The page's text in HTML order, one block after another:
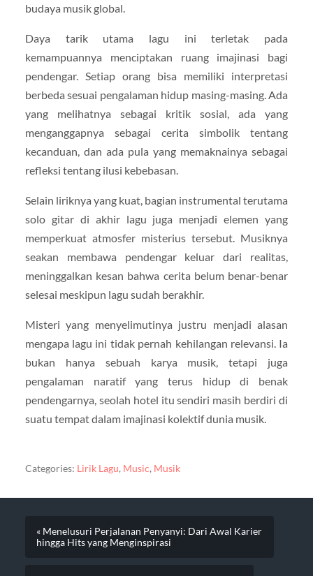
budaya musik global.
Daya tarik utama lagu ini terletak pada
kemampuannya menciptakan ruang imajinasi bagi
pendengar. Setiap orang bisa memiliki interpretasi
berbeda sesuai pengalaman hidup masing-masing. Ada
yang melihatnya sebagai kritik sosial, ada yang
menganggapnya sebagai cerita simbolik tentang
kecanduan, dan ada pula yang memaknainya sebagai
refleksi tentang ilusi kebebasan.
Selain liriknya yang kuat, bagian instrumental terutama
solo gitar di akhir lagu juga menjadi elemen yang
memperkuat atmosfer misterius tersebut. Musiknya
seakan membawa pendengar keluar dari realitas,
meninggalkan kesan bahwa cerita belum benar-benar
selesai meskipun lagu sudah berakhir.
Misteri yang menyelimutinya justru menjadi alasan
mengapa lagu ini tidak pernah kehilangan relevansi. Ia
bukan hanya sebuah karya musik, tetapi juga
pengalaman naratif yang terus hidup di benak
pendengarnya, seolah hotel itu sendiri masih berdiri di
suatu tempat dalam imajinasi kolektif dunia musik.
Categories: Lirik Lagu, Music, Musik
« Menelusuri Perjalanan Penyanyi: Dari Awal Karier
hingga Hits yang Menginspirasi